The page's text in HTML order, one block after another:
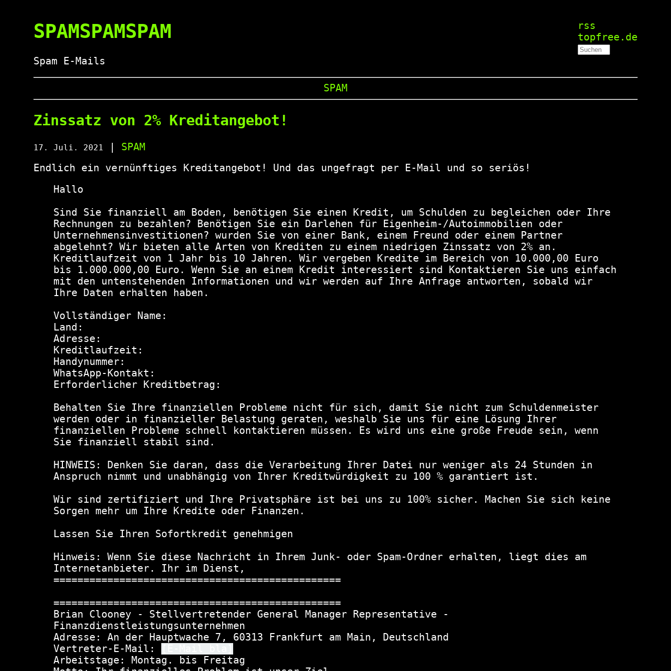
rss
topfree.de
SPAMSPAMSPAM
Spam E-Mails
SPAM
Zinssatz von 2% Kreditangebot!
17. Juli. 2021
SPAM
Endlich ein vernünftiges Kreditangebot! Und das ungefragt per E-Mail und so seriös!
Hallo
Sind Sie finanziell am Boden, benötigen Sie einen Kredit, um Schulden zu begleichen oder Ihre
Rechnungen zu bezahlen? Benötigen Sie ein Darlehen für Eigenheim-/Autoimmobilien oder
Unternehmensinvestitionen? wurden Sie von einer Bank, einem Freund oder einem Partner
abgelehnt? Wir bieten alle Arten von Krediten zu einem niedrigen Zinssatz von 2% an.
Kreditlaufzeit von 1 Jahr bis 10 Jahren. Wir vergeben Kredite im Bereich von 10.000,00 Euro
bis 1.000.000,00 Euro. Wenn Sie an einem Kredit interessiert sind Kontaktieren Sie uns einfach
mit den untenstehenden Informationen und wir werden auf Ihre Anfrage antworten, sobald wir
Ihre Daten erhalten haben.
Vollständiger Name:
Land:
Adresse:
Kreditlaufzeit:
Handynummer:
WhatsApp-Kontakt:
Erforderlicher Kreditbetrag:
Behalten Sie Ihre finanziellen Probleme nicht für sich, damit Sie nicht zum Schuldenmeister
werden oder in finanzieller Belastung geraten, weshalb Sie uns für eine Lösung Ihrer
finanziellen Probleme schnell kontaktieren müssen. Es wird uns eine große Freude sein, wenn
Sie finanziell stabil sind.
HINWEIS: Denken Sie daran, dass die Verarbeitung Ihrer Datei nur weniger als 24 Stunden in
Anspruch nimmt und unabhängig von Ihrer Kreditwürdigkeit zu 100 % garantiert ist.
Wir sind zertifiziert und Ihre Privatsphäre ist bei uns zu 100% sicher. Machen Sie sich keine
Sorgen mehr um Ihre Kredite oder Finanzen.
Lassen Sie Ihren Sofortkredit genehmigen
Hinweis: Wenn Sie diese Nachricht in Ihrem Junk- oder Spam-Ordner erhalten, liegt dies am
Internetanbieter. Ihr im Dienst,
================================================
================================================
Brian Clooney - Stellvertretender General Manager Representative -
Finanzdienstleistungsunternehmen
Adresse: An der Hauptwache 7, 60313 Frankfurt am Main, Deutschland
Vertreter-E-Mail:
Arbeitstage: Montag. bis Freitag